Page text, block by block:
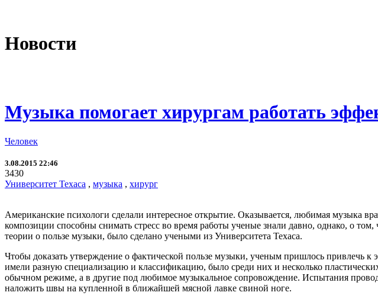
Новости
Музыка помогает хирургам работать
Человек
3.08.2015 22:46
3430
Университет Техаса , музыка , хирург
Американские психологи сделали интересное открытие. Оказывается, любимая музыка
композиции способны снимать стресс во время работы ученые знали давно, однако, о
теории о пользе музыки, было сделано учеными из Университета Техаса.
Чтобы доказать утверждение о фактической пользе музыки, ученым пришлось привлечь
имели разную специализацию и классификацию, было среди них и несколько
обычном режиме, а в другие под любимое музыкальное сопровождение. Испытания
наложить швы на купленной в ближайшей мясной лавке свиной ноге.